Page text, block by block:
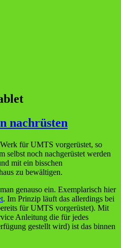
nachrüsten
für UMTS vorgerüstet, so
selbst noch nachgerüstet werden
mit ein bisschen
zu bewältigen.
genauso ein. Exemplarisch hier
. Im Prinzip läuft das allerdings bei
für UMTS vorgerüstet). Mit
Anleitung die für jedes
gestellt wird) ist das binnen